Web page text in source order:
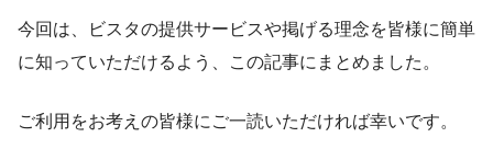
今回は、ビスタの提供サービスや掲げる理念を皆様に簡単
に知っていただけるよう、この記事にまとめました。
ご利用をお考えの皆様にご一読いただければ幸いです。